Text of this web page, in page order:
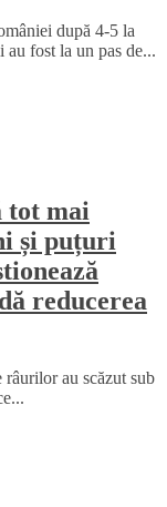
după 4-5 la
fost la un pas de...
tot mai
și puțuri
reducerea
au scăzut sub